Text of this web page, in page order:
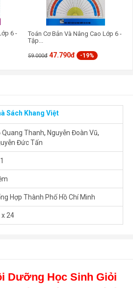
6 -
Toán Cơ Bản Và Nâng Cao Lớp 6 -
Tập...
59.000đ 47.790đ -19%
Sách Khang Việt
Quang Thanh, Nguyễn Đoàn Vũ,
Đức Tấn
Hợp Thành Phố Hồ Chí Minh
x 24
Dưỡng Học Sinh Giỏi